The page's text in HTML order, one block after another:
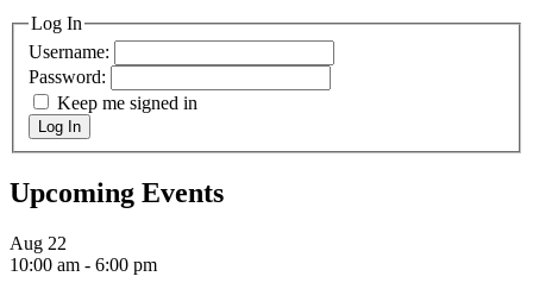
Log In
Username:
Password:
Keep me signed in
Log In
Upcoming Events
Aug 22
10:00 am - 6:00 pm